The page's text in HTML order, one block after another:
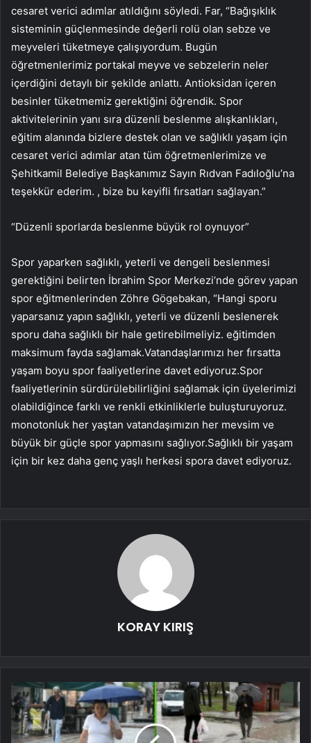
cesaret verici adımlar atıldığını söyledi. Far, “Bağışıklık
sisteminin güçlenmesinde değerli rolü olan sebze ve
meyveleri tüketmeye çalışıyordum. Bugün
öğretmenlerimiz portakal meyve ve sebzelerin neler
içerdiğini detaylı bir şekilde anlattı. Antioksidan içeren
besinler tüketmemiz gerektiğini öğrendik. Spor
aktivitelerinin yanı sıra düzenli beslenme alışkanlıkları,
eğitim alanında bizlere destek olan ve sağlıklı yaşam için
cesaret verici adımlar atan tüm öğretmenlerimize ve
Şehitkamil Belediye Başkanımız Sayın Rıdvan Fadıloğlu’na
teşekkür ederim. , bize bu keyifli fırsatları sağlayan.”
“Düzenli sporlarda beslenme büyük rol oynuyor”
Spor yaparken sağlıklı, yeterli ve dengeli beslenmesi
gerektiğini belirten İbrahim Spor Merkezi’nde görev yapan
spor eğitmenlerinden Zöhre Gögebakan, “Hangi sporu
yaparsanız yapın sağlıklı, yeterli ve düzenli beslenerek
sporu daha sağlıklı bir hale getirebilmeliyiz. eğitimden
maksimum fayda sağlamak.Vatandaşlarımızı her fırsatta
yaşam boyu spor faaliyetlerine davet ediyoruz.Spor
faaliyetlerinin sürdürülebilirliğini sağlamak için üyelerimizi
olabildiğince farklı ve renkli etkinliklerle buluşturuyoruz.
monotonluk her yaştan vatandaşımızın her mevsim ve
büyük bir güçle spor yapmasını sağlıyor.Sağlıklı bir yaşam
için bir kez daha genç yaşlı herkesi spora davet ediyoruz.
KORAY KIRIŞ